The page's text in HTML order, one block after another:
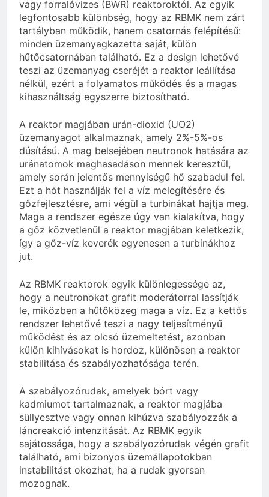
vagy forralóvizes (BWR) reaktoroktól. Az egyik
legfontosabb különbség, hogy az RBMK nem zárt
tartályban működik, hanem csatornás felépítésű:
minden üzemanyagkazetta saját, külön
hűtőcsatornában található. Ez a design lehetővé
teszi az üzemanyag cseréjét a reaktor leállítása
nélkül, ezért a folyamatos működés és a magas
kihasználtság egyszerre biztosítható.
A reaktor magjában urán-dioxid (UO2)
üzemanyagot alkalmaznak, amely 2%-5%-os
dúsítású. A mag belsejében neutronok hatására az
uránatomok maghasadáson mennek keresztül,
amely során jelentős mennyiségű hő szabadul fel.
Ezt a hőt használják fel a víz melegítésére és
gőzfejlesztésre, ami végül a turbinákat hajtja meg.
Maga a rendszer egésze úgy van kialakítva, hogy
a gőz közvetlenül a reaktor magjában keletkezik,
így a gőz-víz keverék egyenesen a turbinákhoz
jut.
Az RBMK reaktorok egyik különlegessége az,
hogy a neutronokat grafit moderátorral lassítják
le, miközben a hűtőközeg maga a víz. Ez a kettős
rendszer lehetővé teszi a nagy teljesítményű
működést és az olcsó üzemeltetést, azonban
külön kihívásokat is hordoz, különösen a reaktor
stabilitása és szabályozhatósága terén.
A szabályozórudak, amelyek bórt vagy
kadmiumot tartalmaznak, a reaktor magjába
süllyesztve vagy onnan kihúzva szabályozzák a
láncreakció intenzitását. Az RBMK egyik
sajátossága, hogy a szabályozórudak végén grafit
található, ami bizonyos üzemállapotokban
instabilitást okozhat, ha a rudak gyorsan
mozognak.